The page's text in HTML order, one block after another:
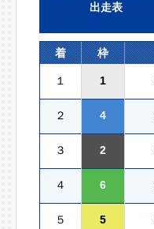
出走表
着 枠
１ 1
２ 4
３ 2
４ 6
５ 5